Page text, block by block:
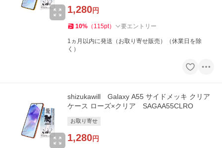
1,280円
10% （ 115pt） 要エントリー
1ヵ月以内に発送（お取り寄せ販売）（休業日を除
く）
shizukawill Galaxy A55 サイドメッキ クリア
ケース ローズ×クリア SAGAA55CLRO
お取り寄せ
1,280円